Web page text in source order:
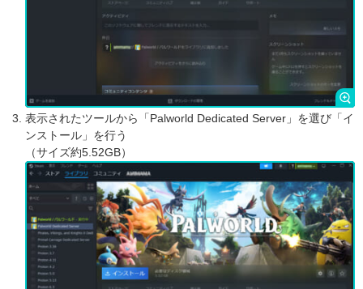
表示されたツールから「Palworld Dedicated Server」を選び「イ
ンストール」を行う
（サイズ約5.52GB）